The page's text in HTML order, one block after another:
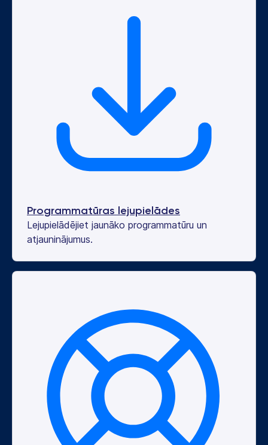
Programmatūras lejupielādes
Lejupielādējiet jaunāko programmatūru un
atjauninājumus.